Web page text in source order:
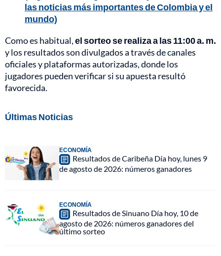
las noticias más importantes de Colombia y el
mundo)
Como es habitual,el sorteo se realiza a las 11:00 a. m.
y los resultados son divulgados a través de canales
oficiales y plataformas autorizadas, donde los
jugadores pueden verificar si su apuesta resultó
favorecida.
Últimas Noticias
ECONOMÍA
Resultados de Caribeña Día hoy, lunes 9
de agosto de 2026: números ganadores
ECONOMÍA
Resultados de Sinuano Día hoy, 10 de
agosto de 2026: números ganadores del
último sorteo